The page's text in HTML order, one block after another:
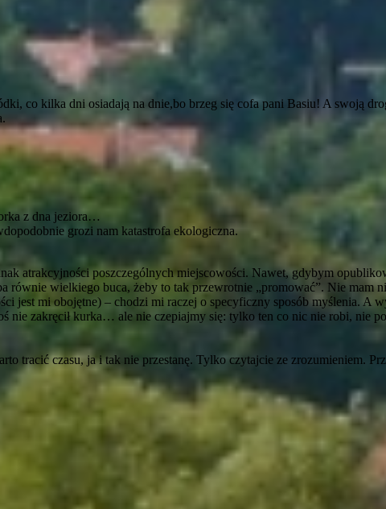
co kilka dni osiadają na dnie,bo brzeg się cofa pani Basiu! A swoją
z dna jeziora…
grozi nam katastrofa ekologiczna.
atrakcyjności poszczególnych miejscowości. Nawet, gdybym
równie wielkiego buca, żeby to tak przewrotnie „promować”. Nie mam
jest mi obojętne) – chodzi mi raczej o specyficzny sposób myślenia. A
zakręcił kurka… ale nie czepiajmy się: tylko ten co nic nie robi, nie
tracić czasu, ja i tak nie przestanę. Tylko czytajcie ze zrozumieniem.